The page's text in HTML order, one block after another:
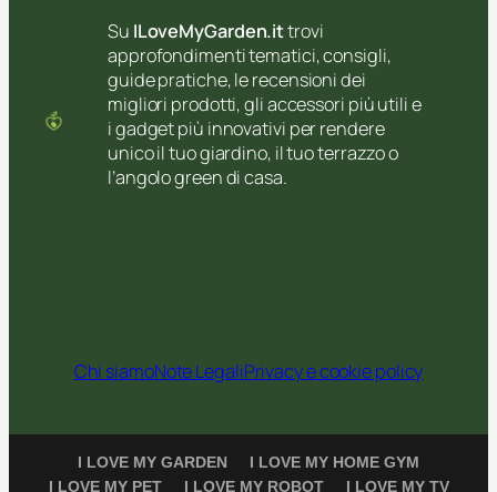
Su ILoveMyGarden.ittrovi
approfondimenti tematici, consigli,
guide pratiche, le recensioni dei
migliori prodotti, gli accessori più utili e
i gadget più innovativi per rendere
unico il tuo giardino, il tuo terrazzo o
l’angolo green di casa.
Chi siamoNote LegaliPrivacy e cookie policy
I LOVE MY GARDEN
I LOVE MY HOME GYM
I LOVE MY PET
I LOVE MY ROBOT I LOVE MY TV